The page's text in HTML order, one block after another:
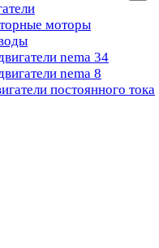
моторы
nema 34
nema 8
постоянного тока